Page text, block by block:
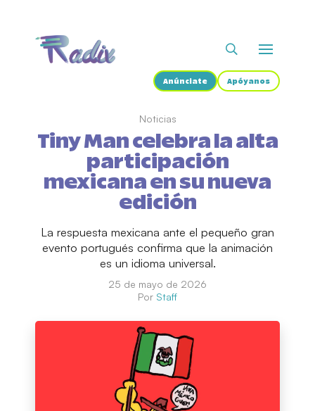
Anúnciate Apóyanos
Noticias
Tiny Man celebra la alta
participación
mexicana en su nueva
edición
La respuesta mexicana ante el pequeño gran
evento portugués confirma que la animación
es un idioma universal.
25 de mayo de 2026
Por Staff